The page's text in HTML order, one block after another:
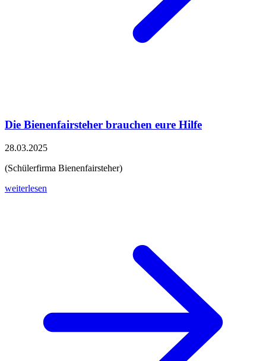
Die Bienenfairsteher brauchen eure Hilfe
28.03.2025
(Schülerfirma Bienenfairsteher)
weiterlesen